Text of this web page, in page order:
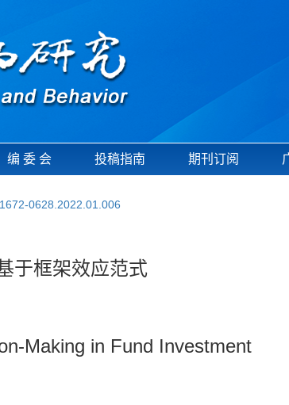
编 委 会 投稿指南 期刊订阅
0628.2022.01.006
于框架效应范式
Making in Fund Investment